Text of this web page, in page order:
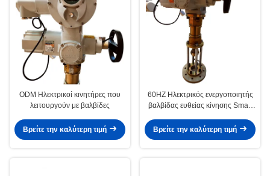
ODM Ηλεκτρικοί κινητήρες που
λειτουργούν με βαλβίδες
Βρείτε την καλύτερη τιμή
60HZ Ηλεκτρικός ενεργοποιητής
βαλβίδας ευθείας κίνησης Smart
Βρείτε την καλύτερη τιμή